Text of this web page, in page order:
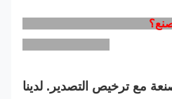
ترخيص التصدير. لدينا